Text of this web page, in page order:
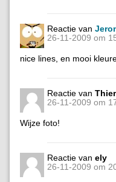
Reactie van
26-11-2009 om
nice lines, en mooi
Reactie van
26-11-2009 om
Wijze foto!
Reactie van ely
26-11-2009 om